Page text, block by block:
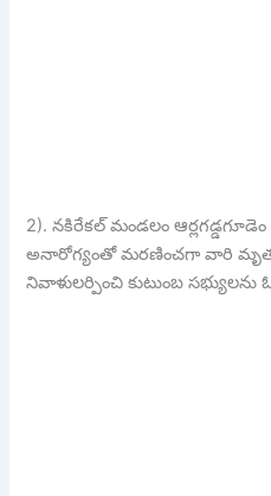
2). నకిరేకల్ మండలం
అనారోగ్యంతో మరణించగా వారి
నివాళులర్పించి కుటుంబ సభ్యులను